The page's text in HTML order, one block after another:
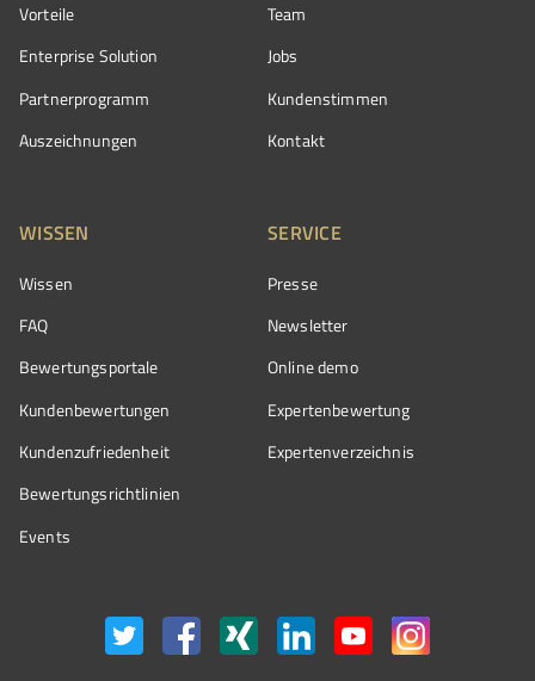
Vorteile
Enterprise Solution
Partnerprogramm
Auszeichnungen
Team
Jobs
Kundenstimmen
Kontakt
WISSEN
Wissen
FAQ
Bewertungsportale
Kundenbewertungen
Kundenzufriedenheit
Bewertungs­richtlinien
Events
SERVICE
Presse
Newsletter
Online demo
Expertenbewertung
Expertenverzeichnis